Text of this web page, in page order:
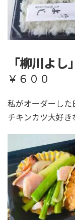
「柳川よ
￥６００
私がオーダーした
チキンカツ大好